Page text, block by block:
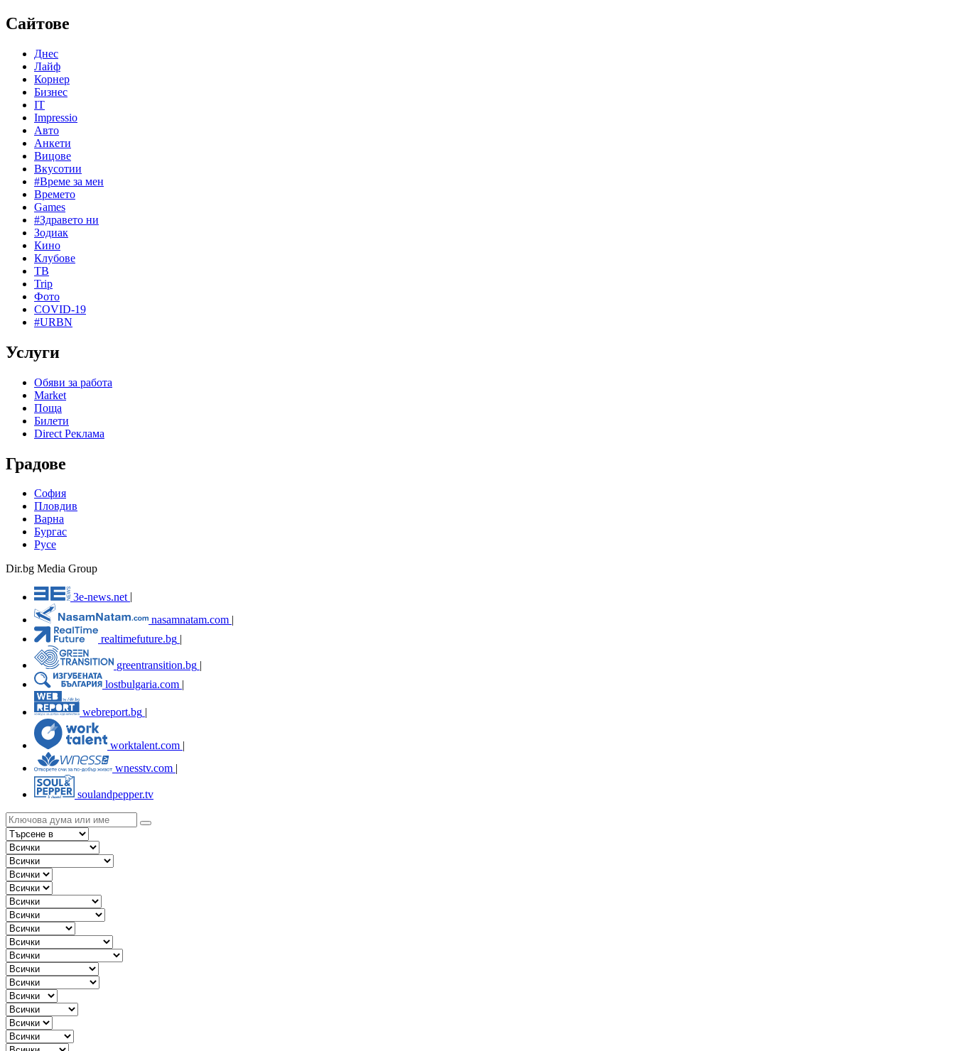
Сайтове
Днес
Лайф
Корнер
Бизнес
IT
Impressio
Авто
Анкети
Вицове
Вкусотии
#Време за мен
Времето
Games
#Здравето ни
Зодиак
Кино
Клубове
ТВ
Trip
Фото
COVID-19
#URBN
Услуги
Обяви за работа
Market
Поща
Билети
Direct Реклама
Градове
София
Пловдив
Варна
Бургас
Русе
Dir.bg Media Group
3e-news.net
nasamnatam.com |
realtimefuture.bg |
greentransition.bg |
lostbulgaria.com |
webreport.bg
worktalent.com |
wnesstv.com |
soulandpepper.tv